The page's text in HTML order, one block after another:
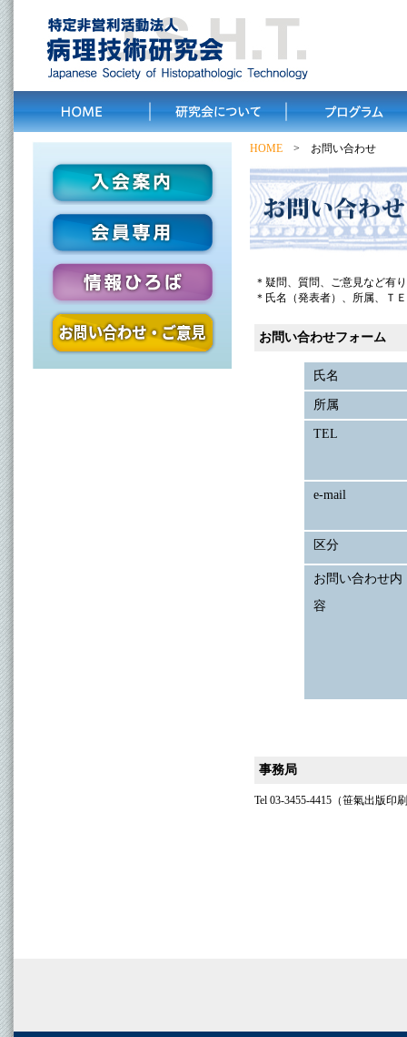
HOME > お問い合わせ
＊疑問、質問、ご意見など有
＊氏名（発表者）、所属、Ｔ
お問い合わせフォーム
氏名
所属
TEL
e-mail
区分
お問い合わせ内
容
事務局
Tel 03-3455-4415（笹氣出版印